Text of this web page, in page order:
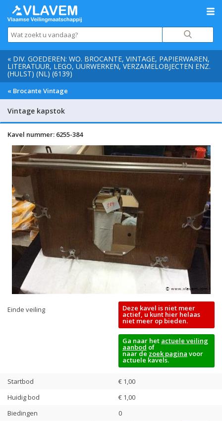
« DIV. GOEDEREN: WO. BROCANTE, VINTAGE, PAPIERWAREN,
LITERATUUR, LEGO, UURWERKEN, VERZAMELOBJECTEN ENZ.
(HULST) (NL) (6139)
« Brocante Vintage
Vintage kapstok
Kavel nummer: 6255-384
Einde veiling Deze kavel is niet meer
actief, u kunt hier helaas
niet meer op bieden.
Ga naar het actuele veiling
aanbod of
naar de zoek pagina voor
actuele kavels.
Startbod
€ 1,00
Huidig bod
€ 1,00
Biedingen
0